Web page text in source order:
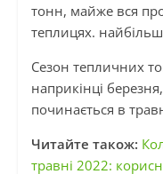
тонн, майже вся
теплицях.
Сезон тепличних
наприкінці
починається в
Читайте також:
травні 2022: